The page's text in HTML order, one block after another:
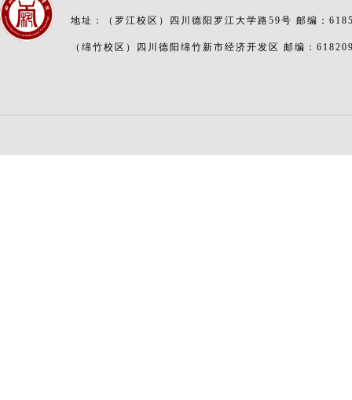
地址：（罗江校区）四川德阳罗江大学路59号 邮编：
（绵竹校区）四川德阳绵竹新市经济开发区 邮编：